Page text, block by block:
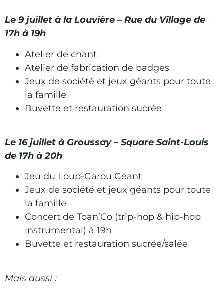
Le 9 juillet à la Louvière – Rue du Village de
17h à 19h
Atelier de chant
Atelier de fabrication de badges
Jeux de société et jeux géants pour toute
la famille
Buvette et restauration sucrée
Le 16 juillet à Groussay – Square Saint-Louis
de 17h à 20h
Jeu du Loup-Garou Géant
Jeux de société et jeux géants pour toute
la famille
Concert de Toan’Co (trip-hop & hip-hop
instrumental) à 19h
Buvette et restauration sucrée/salée
Mais aussi :